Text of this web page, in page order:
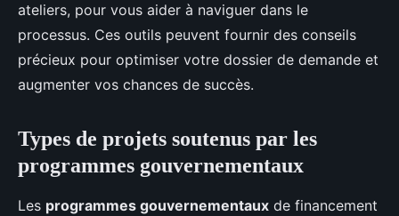
ateliers, pour vous aider à naviguer dans le
processus. Ces outils peuvent fournir des conseils
précieux pour optimiser votre dossier de demande et
augmenter vos chances de succès.
Types de projets soutenus par les
programmes gouvernementaux
Les programmes gouvernementaux de financement